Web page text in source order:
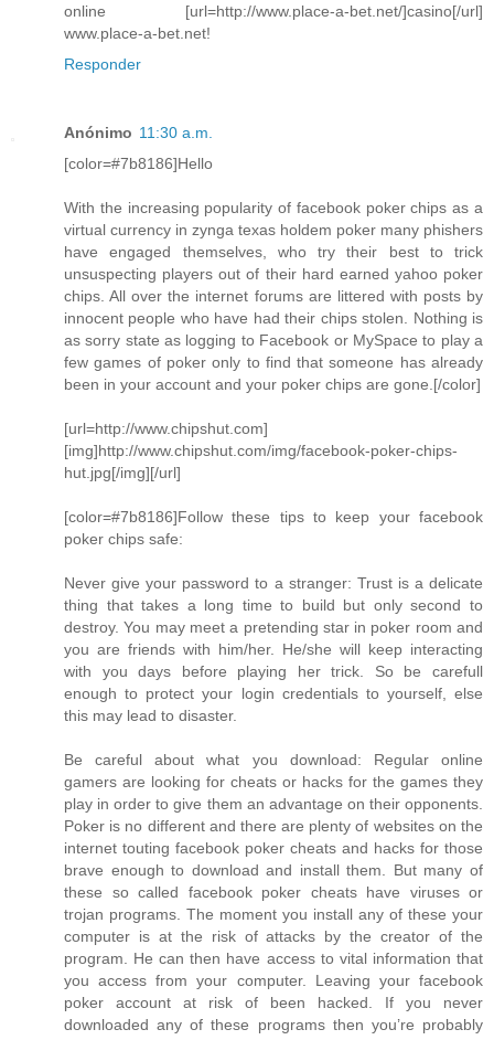
online [url=http://www.place-a-bet.net/]casino[/url]
www.place-a-bet.net!
Responder
Anónimo 11:30 a.m.
[color=#7b8186]Hello
With the increasing popularity of facebook poker chips as a
virtual currency in zynga texas holdem poker many phishers
have engaged themselves, who try their best to trick
unsuspecting players out of their hard earned yahoo poker
chips. All over the internet forums are littered with posts by
innocent people who have had their chips stolen. Nothing is
as sorry state as logging to Facebook or MySpace to play a
few games of poker only to find that someone has already
been in your account and your poker chips are gone.[/color]
[url=http://www.chipshut.com]
[img]http://www.chipshut.com/img/facebook-poker-chips-
hut.jpg[/img][/url]
[color=#7b8186]Follow these tips to keep your facebook
poker chips safe:
Never give your password to a stranger: Trust is a delicate
thing that takes a long time to build but only second to
destroy. You may meet a pretending star in poker room and
you are friends with him/her. He/she will keep interacting
with you days before playing her trick. So be carefull
enough to protect your login credentials to yourself, else
this may lead to disaster.
Be careful about what you download: Regular online
gamers are looking for cheats or hacks for the games they
play in order to give them an advantage on their opponents.
Poker is no different and there are plenty of websites on the
internet touting facebook poker cheats and hacks for those
brave enough to download and install them. But many of
these so called facebook poker cheats have viruses or
trojan programs. The moment you install any of these your
computer is at the risk of attacks by the creator of the
program. He can then have access to vital information that
you access from your computer. Leaving your facebook
poker account at risk of been hacked. If you never
downloaded any of these programs then you’re probably